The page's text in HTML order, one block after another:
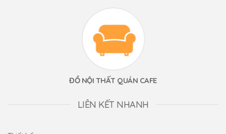
ĐỒ NỘI THẤT QUÁN CAFE
LIÊN KẾT NHANH